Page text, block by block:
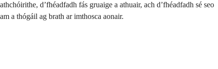
athchóirithe, d’fhéadfadh fás gruaige a athuair, ach d’fhéadfadh sé seo
am a thógáil ag brath ar imthosca aonair.